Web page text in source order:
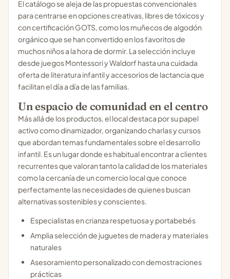
El catálogo se aleja de las propuestas convencionales
para centrarse en opciones creativas, libres de tóxicos y
con certificación GOTS, como los muñecos de algodón
orgánico que se han convertido en los favoritos de
muchos niños a la hora de dormir. La selección incluye
desde juegos Montessori y Waldorf hasta una cuidada
oferta de literatura infantil y accesorios de lactancia que
facilitan el día a día de las familias.
Un espacio de comunidad en el centro
Más allá de los productos, el local destaca por su papel
activo como dinamizador, organizando charlas y cursos
que abordan temas fundamentales sobre el desarrollo
infantil. Es un lugar donde es habitual encontrar a clientes
recurrentes que valoran tanto la calidad de los materiales
como la cercanía de un comercio local que conoce
perfectamente las necesidades de quienes buscan
alternativas sostenibles y conscientes.
Especialistas en crianza respetuosa y portabebés
Amplia selección de juguetes de madera y materiales
naturales
Asesoramiento personalizado con demostraciones
prácticas